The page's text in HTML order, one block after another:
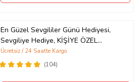
En Güzel Sevgililer Günü Hediyesi,
Sevgiliye Hediye, KİŞİYE ÖZEL
Fotoğraflı Lamba (Beyaz)
(104)
Ücretsiz / 24 Saatte Kargo